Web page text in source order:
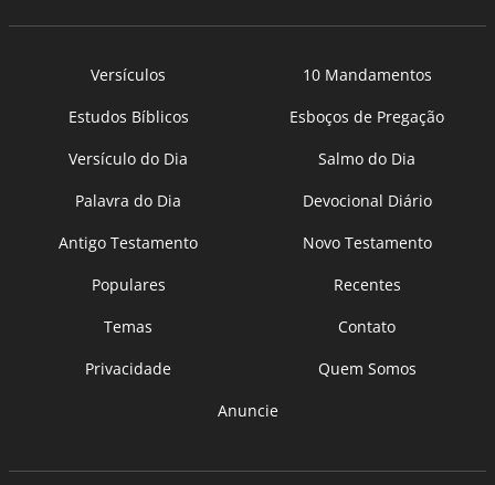
Versículos
10 Mandamentos
Estudos Bíblicos
Esboços de Pregação
Versículo do Dia
Salmo do Dia
Palavra do Dia
Devocional Diário
Antigo Testamento
Novo Testamento
Populares
Recentes
Temas
Contato
Privacidade
Quem Somos
Anuncie